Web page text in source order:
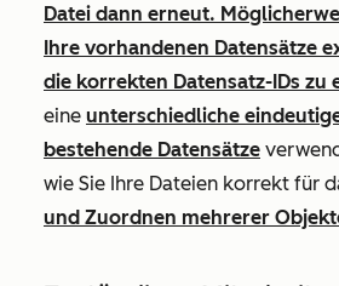
Datei dann erneut.
Ihre vorhandenen Datensätze
die korrekten Datensatz-IDs zu
eine unterschiedliche
bestehende Datensätze
wie Sie Ihre Dateien korrekt für
und Zuordnen mehrerer